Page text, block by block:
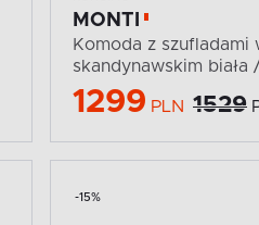
MONTI
Komoda z szufladami
skandynawskim biała
1299 PLN 1529
-15%